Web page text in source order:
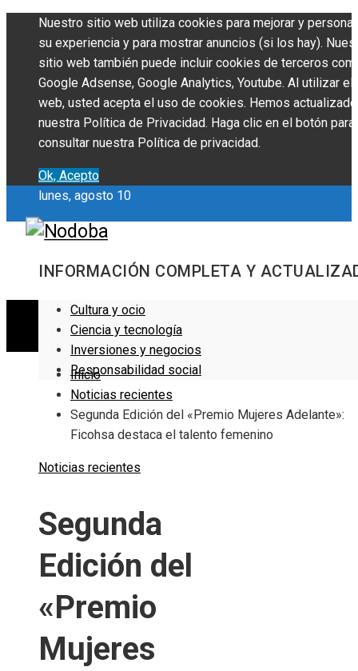
Nuestro sitio web utiliza cookies para mejorar y
su experiencia y para mostrar anuncios (si los hay).
sitio web también puede incluir cookies de terceros
Google Adsense, Google Analytics, Youtube. Al utilizar
web, usted acepta el uso de cookies. Hemos actualizado
nuestra Política de Privacidad. Haga clic en el botón para
consultar nuestra Política de privacidad.
Ok, Acepto
lunes, agosto 10
INFORMACIÓN COMPLETA Y
Cultura y ocio
Ciencia y tecnología
Inversiones y negocios
Responsabilidad social
Inicio
Noticias recientes
Segunda Edición del «Premio Mujeres Adelante»:
Ficohsa destaca el talento femenino
Noticias recientes
Segunda
Edición del
«Premio
Mujeres